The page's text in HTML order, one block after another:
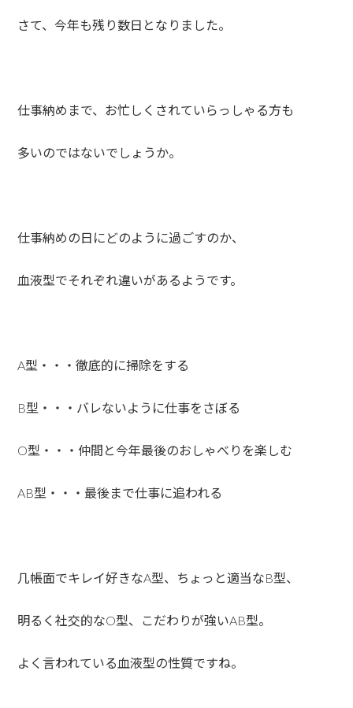
さて、今年も残り数日となりました。
仕事納めまで、お忙しくされていらっしゃる方も
多いのではないでしょうか。
仕事納めの日にどのように過ごすのか、
血液型でそれぞれ違いがあるようです。
A型・・・徹底的に掃除をする
B型・・・バレないように仕事をさぼる
O型・・・仲間と今年最後のおしゃべりを楽しむ
AB型・・・最後まで仕事に追われる
几帳面でキレイ好きなA型、ちょっと適当なB型、
明るく社交的なO型、こだわりが強いAB型。
よく言われている血液型の性質ですね。